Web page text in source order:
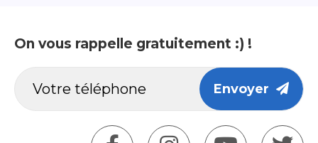
On vous rappelle gratuitement :) !
Envoyer